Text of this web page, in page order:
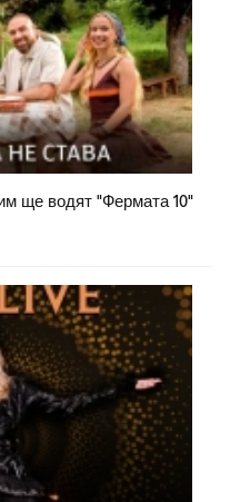
ще водят "Фермата 10"